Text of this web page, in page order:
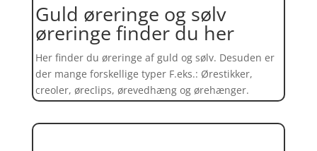
Guld øreringe og sølv
øreringe finder du her
Her finder du øreringe af guld og sølv. Desuden er
der mange forskellige typer F.eks.: Ørestikker,
creoler, øreclips, ørevedhæng og ørehænger.